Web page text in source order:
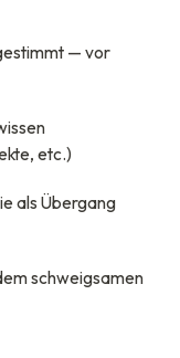
— vor
etc.)
als Übergang
schweigsamen